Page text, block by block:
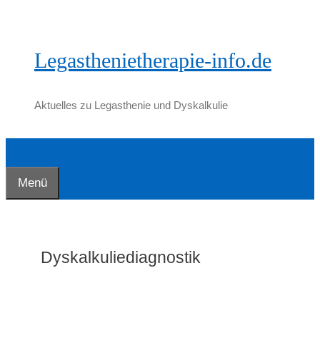
Legasthenietherapie-info.de
Aktuelles zu Legasthenie und Dyskalkulie
Menü
Dyskalkuliediagnostik